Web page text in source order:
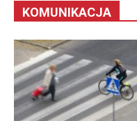
KOMUNIKACJA